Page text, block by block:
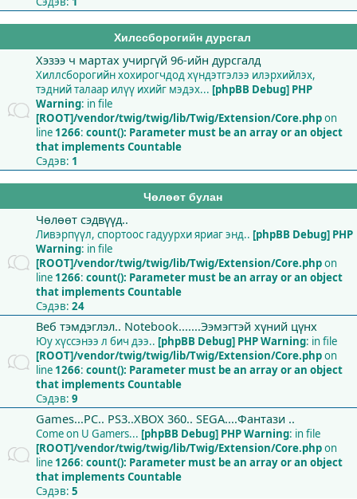
Хилссборогийн дурсгал
Хэзээ ч мартах учиргүй 96-ийн дурсгалд
Хиллсборогийн хохирогчдод хүндэтгэлээ илэрхийлэх,
тэдний талаар илүү ихийг мэдэх... [phpBB Debug] PHP
Warning: in file
[ROOT]/vendor/twig/twig/lib/Twig/Extension/Core.phpon
line 1266: count(): Parameter must be an array or an object
that implements Countable
Сэдэв: 1
Чөлөөт булан
Чөлөөт сэдвүүд..
Ливэрпүүл, спортоос гадуурхи яриаг энд.. [phpBB Debug] PHP
Warning: in file
[ROOT]/vendor/twig/twig/lib/Twig/Extension/Core.phpon
line 1266: count(): Parameter must be an array or an object
that implements Countable
Сэдэв: 24
Веб тэмдэглэл.. Notebook.......Ээмэгтэй хүний цүнх
Юу хүссэнээ л бич дээ.. [phpBB Debug] PHP Warning: in file
[ROOT]/vendor/twig/twig/lib/Twig/Extension/Core.phpon
line 1266: count(): Parameter must be an array or an object
that implements Countable
Сэдэв: 9
Games...PC.. PS3..XBOX 360.. SEGA....Фантази ..
Come on U Gamers... [phpBB Debug] PHP Warning: in file
[ROOT]/vendor/twig/twig/lib/Twig/Extension/Core.phpon
line 1266: count(): Parameter must be an array or an object
that implements Countable
Сэдэв: 5